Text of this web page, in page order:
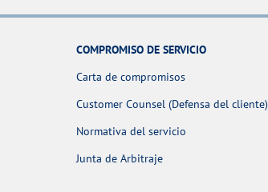
COMPROMISO DE SERVICIO
Carta de compromisos
Customer Counsel (Defensa del cliente)
Normativa del servicio
Junta de Arbitraje